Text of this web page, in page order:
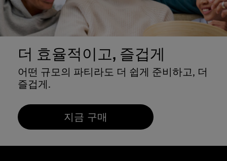
더 효율적이고, 즐겁게
어떤 규모의 파티라도 더 쉽게 준비하고, 더
즐겁게.
지금 구매